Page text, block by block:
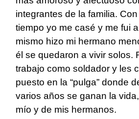
integrantes de la familia. Con
tiempo yo me casé y me fui
mismo hizo mi hermano
él se quedaron a vivir solos.
trabajo como soldador y les
puesto en la “pulga” donde
varios años se ganan la
mío y de mis hermanos.